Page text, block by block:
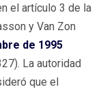
el artículo 3 de la
y Van Zon
de 1995
La autoridad
que el